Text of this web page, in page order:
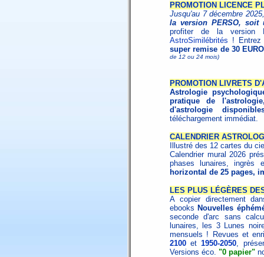
PROMOTION LICENCE
Jusqu'au 7 décembre
la version PERSO, soit
profiter de la version
AstroSimilébrités !
super remise de 30
de 12 ou 24 mois)
PROMOTION LIVRETS
Astrologie
pratique de
d'astrologie
téléchargement immédiat.
CALENDRIER
Illustré des 12 cartes du
Calendrier mural 2026
phases lunaires, ingrès
horizontal de 25 pages,
LES PLUS LÉGÈRES
A copier directement
ebooks Nouvelles
seconde d'arc sans
lunaires, les 3 Lunes
mensuels ! Revues et
2100 et1950-2050,
Versions éco. "0 papier"